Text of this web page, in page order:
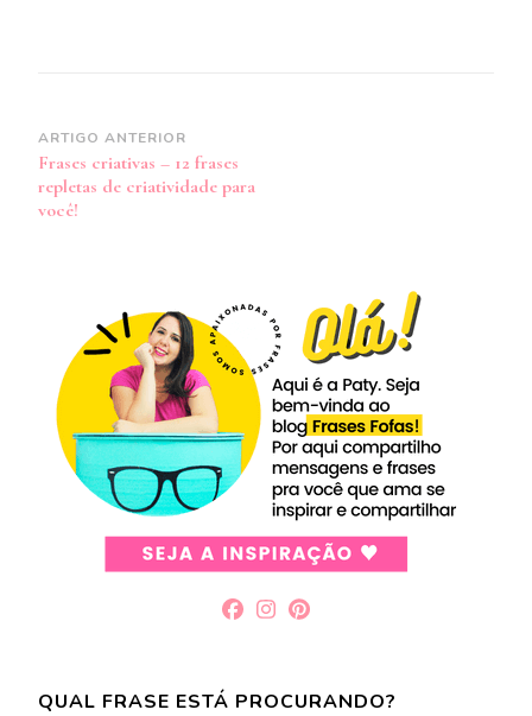
Navegação
de
post
ARTIGO ANTERIOR
Frases criativas – 12 frases
repletas de criatividade para
você!
QUAL FRASE ESTÁ PROCURANDO?